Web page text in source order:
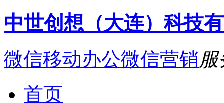
中世创想（大连）科技
微信移动办公微信营销服
首页